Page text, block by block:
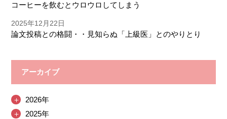
コーヒーを飲むとウロウロしてしまう
2025年12月22日
論文投稿との格闘・・見知らぬ「上級医」とのやりとり
アーカイブ
＋
2026年
＋
2025年